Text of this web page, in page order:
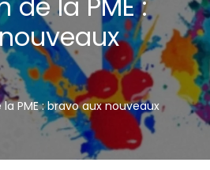
la PME : bravo aux nouveaux